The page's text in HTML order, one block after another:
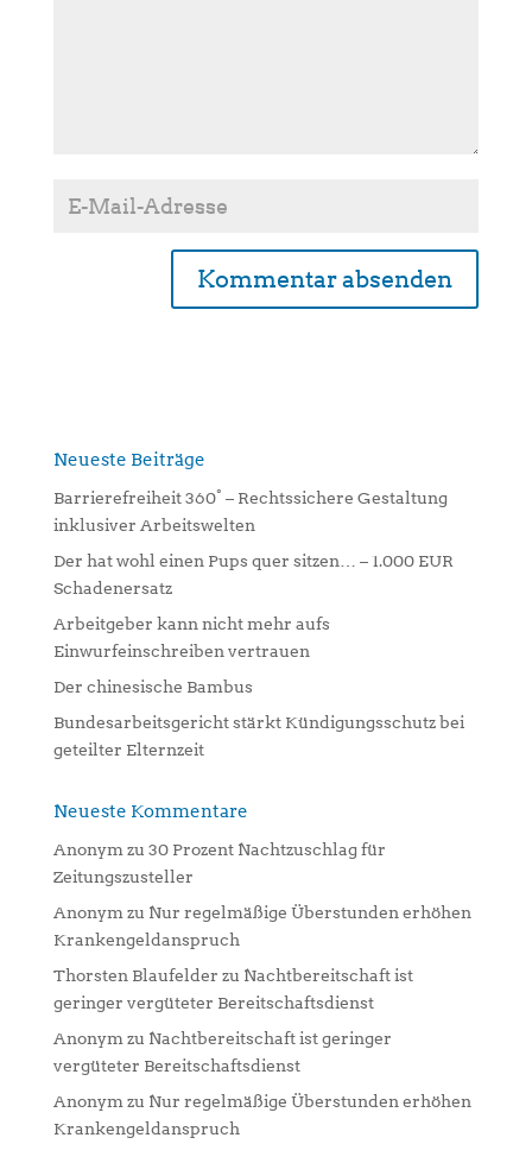
n
v
e
:
Neueste Beiträge
Barrierefreiheit 360° – Rechtssichere Gestaltung
inklusiver Arbeitswelten
Der hat wohl einen Pups quer sitzen… – 1.000 EUR
Schadenersatz
Arbeitgeber kann nicht mehr aufs
Einwurfeinschreiben vertrauen
Der chinesische Bambus
Bundesarbeitsgericht stärkt Kündigungsschutz bei
geteilter Elternzeit
Neueste Kommentare
Anonym zu 30 Prozent Nachtzuschlag für
Zeitungszusteller
Anonym zu Nur regelmäßige Überstunden erhöhen
Krankengeldanspruch
Thorsten Blaufelder zu Nachtbereitschaft ist
geringer vergüteter Bereitschaftsdienst
Anonym zu Nachtbereitschaft ist geringer
vergüteter Bereitschaftsdienst
Anonym zu Nur regelmäßige Überstunden erhöhen
Krankengeldanspruch